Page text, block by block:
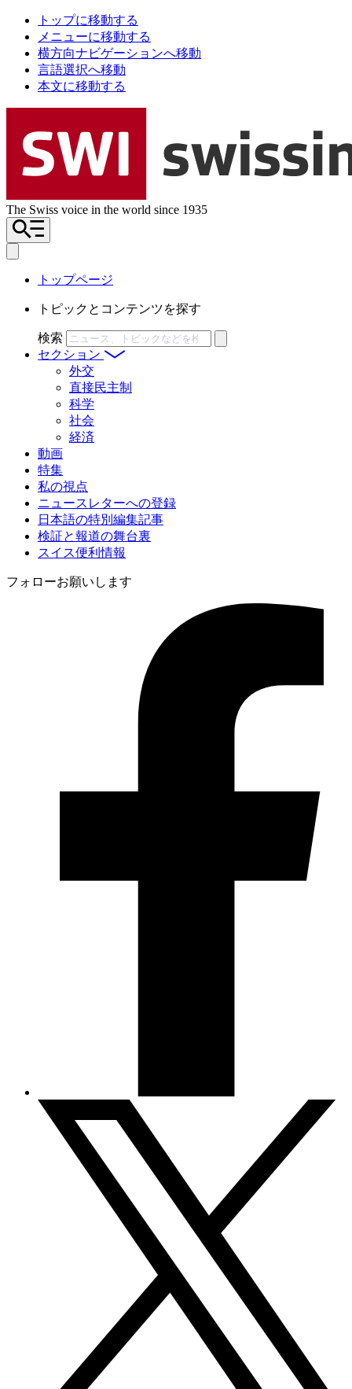
トップに移動する
メニューに移動する
横方向ナビゲーションへ移動
言語選択へ移動
本文に移動する
The Swiss voice in the world since 1935
トップページ
トピックとコンテンツを探す
検索
セクション
外交
直接民主制
科学
社会
経済
動画
特集
私の視点
ニュースレターへの登録
日本語の特別編集記事
検証と報道の舞台裏
スイス便利情報
フォローお願いします